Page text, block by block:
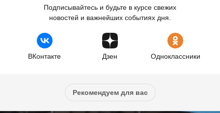
Подписывайтесь и будьте в курсе свежих
новостей и важнейших событиях дня.
ВКонтакте Дзен Одноклассники
Рекомендуем для вас